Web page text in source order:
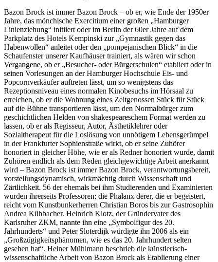
Bazon Brock ist immer Bazon Brock – ob er, wie Ende der 1950er
Jahre, das mönchische Exercitium einer großen „Hamburger
Linienziehung“ initiiert oder im Berlin der 60er Jahre auf dem
Parkplatz des Hotels Kempinski zur „Gymnastik gegen das
Habenwollen“ anleitet oder den „pompejanischen Blick“ in die
Schaufenster unserer Kaufhäuser trainiert, als wären wir schon
Vergangene, ob er „Besucher- oder Bürgerschulen“ etabliert oder in
seinen Vorlesungen an der Hamburger Hochschule Eis- und
Popcornverkäufer auftreten lässt, um so wenigstens das
Rezeptionsniveau eines normalen Kinobesuchs im Hörsaal zu
erreichen, ob er die Wohnung eines Zeitgenossen Stück für Stück
auf die Bühne transportieren lässt, um den Normalbürger zum
geschichtlichen Helden von shakespeareschem Format werden zu
lassen, ob er als Regisseur, Autor, Ästhetiklehrer oder
Sozialtherapeut für die Loslösung von unnötigem Lebensgerümpel
in der Frankfurter Sophienstraße wirkt, ob er seine Zuhörer
honoriert in gleicher Höhe, wie er als Redner honoriert wurde, damit
Zuhören endlich als dem Reden gleichgewichtige Arbeit anerkannt
wird – Bazon Brock ist immer Bazon Brock, verantwortungsbereit,
vorstellungsdynamisch, wirkmächtig durch Wissenschaft und
Zärtlichkeit. 56 der ehemals bei ihm Studierenden und Examinierten
wurden ihrerseits Professoren; die Phalanx derer, die er begeistert,
reicht vom Kunstbunkerherren Christian Boros bis zur Gastrosophin
Andrea Kühbacher. Heinrich Klotz, der Gründervater des
Karlsruher ZKM, nannte ihn eine „Symbolfigur des 20.
Jahrhunderts“ und Peter Sloterdijk würdigte ihn 2006 als ein
„Großzügigkeitsphänomen, wie es das 20. Jahrhundert selten
gesehen hat“. Heiner Mühlmann beschrieb die künstlerisch-
wissenschaftliche Arbeit von Bazon Brock als Etablierung einer